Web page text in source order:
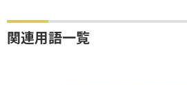
関連用語一覧